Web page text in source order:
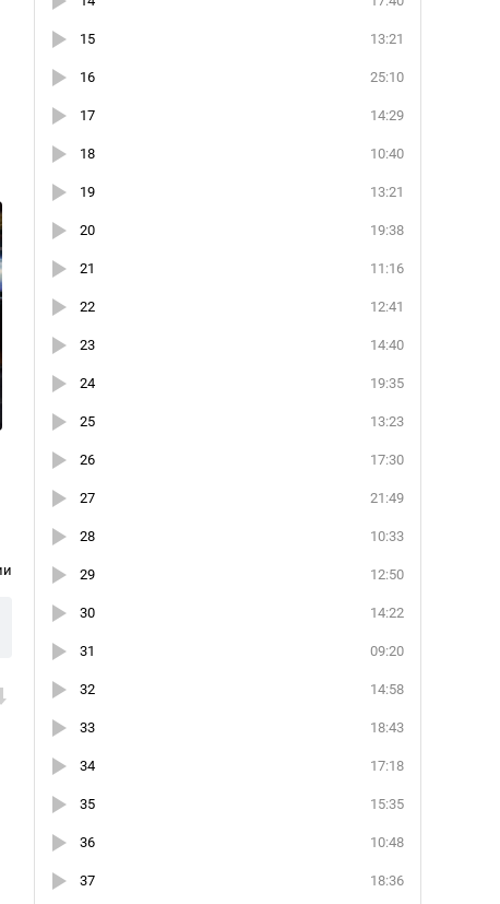
13:21
15
25:10
16
14:29
17
10:40
18
13:21
19
19:38
20
11:16
21
12:41
22
14:40
23
19:35
24
13:23
25
17:30
26
21:49
27
10:33
28
12:50
29
14:22
30
09:20
31
14:58
32
18:43
33
17:18
34
15:35
35
10:48
36
18:36
37